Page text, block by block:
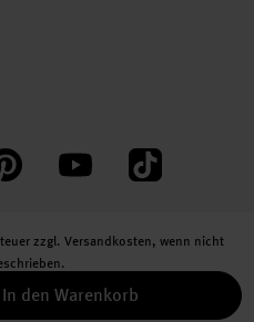
In den Warenkorb
PinterestYouTube TikTok
zzgl. Versandkosten, wenn nicht
Anmeldung für unseren Newsletter
für unseren Online-Shop.